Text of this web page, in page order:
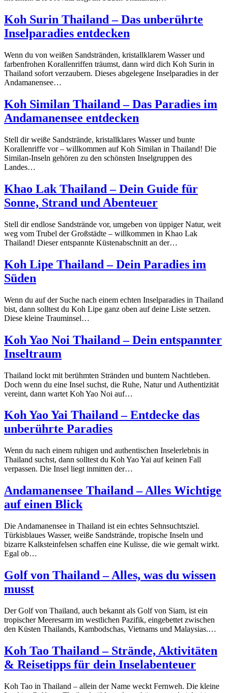
Koh Surin Thailand – Das unberührte
Inselparadies entdecken
Wenn du von weißen Sandstränden, kristallklarem Wasser und
farbenfrohen Korallenriffen träumst, dann wird dich Koh Surin in
Thailand sofort verzaubern. Dieses abgelegene Inselparadies in der
Andamanensee…
Koh Similan Thailand – Das Paradies im
Andamanensee entdecken
Stell dir weiße Sandstrände, kristallklares Wasser und bunte
Korallenriffe vor – willkommen auf Koh Similan in Thailand! Die
Similan-Inseln gehören zu den schönsten Inselgruppen des
Landes…
Khao Lak Thailand – Dein Guide für
Sonne, Strand und Abenteuer
Stell dir endlose Sandstrände vor, umgeben von üppiger Natur, weit
weg vom Trubel der Großstädte – willkommen in Khao Lak
Thailand! Dieser entspannte Küstenabschnitt an der…
Koh Lipe Thailand – Dein Paradies im
Süden
Wenn du auf der Suche nach einem echten Inselparadies in Thailand
bist, dann solltest du Koh Lipe ganz oben auf deine Liste setzen.
Diese kleine Trauminsel…
Koh Yao Noi Thailand – Dein entspannter
Inseltraum
Thailand lockt mit berühmten Stränden und buntem Nachtleben.
Doch wenn du eine Insel suchst, die Ruhe, Natur und Authentizität
vereint, dann wartet Koh Yao Noi auf…
Koh Yao Yai Thailand – Entdecke das
unberührte Paradies
Wenn du nach einem ruhigen und authentischen Inselerlebnis in
Thailand suchst, dann solltest du Koh Yao Yai auf keinen Fall
verpassen. Die Insel liegt inmitten der…
Andamanensee Thailand – Alles Wichtige
auf einen Blick
Die Andamanensee in Thailand ist ein echtes Sehnsuchtsziel.
Türkisblaues Wasser, weiße Sandstrände, tropische Inseln und
bizarre Kalksteinfelsen schaffen eine Kulisse, die wie gemalt wirkt.
Egal ob…
Golf von Thailand – Alles, was du wissen
musst
Der Golf von Thailand, auch bekannt als Golf von Siam, ist ein
tropischer Meeresarm im westlichen Pazifik, eingebettet zwischen
den Küsten Thailands, Kambodschas, Vietnams und Malaysias.…
Koh Tao Thailand – Strände, Aktivitäten
& Reisetipps für dein Inselabenteuer
Koh Tao in Thailand – allein der Name weckt Fernweh. Die kleine